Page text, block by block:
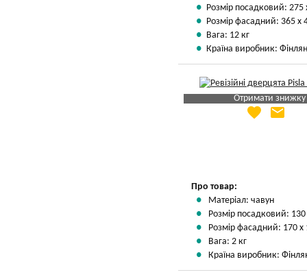
Розмір посадковий:
Розмір фасадний: 365 х
Вага: 12 кг
Країна виробник:
Отримати знижку
Яка Ваша ціна
favorite email
Про товар:
Матеріал: чавун
Розмір посадковий:
Розмір фасадний: 170
Вага: 2 кг
Країна виробник: